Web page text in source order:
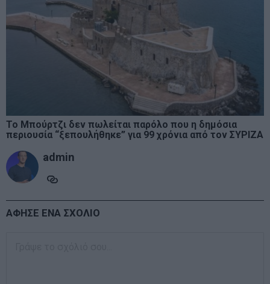
Το Μπούρτζι δεν πωλείται παρόλο που η δημόσια
περιουσία “ξεπουλήθηκε” για 99 χρόνια από τον ΣΥΡΙΖΑ
admin
ΑΦΗΣΕ ΕΝΑ ΣΧΟΛΙΟ